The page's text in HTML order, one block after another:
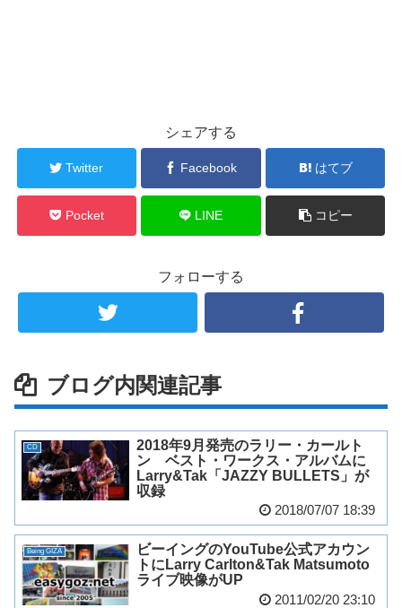
シェアする
Twitter Facebook はてブ
Pocket LINE コピー
フォローする
ブログ内関連記事
CD
2018年9月発売のラリー・カールト
ン ベスト・ワークス・アルバムに
Larry&Tak「JAZZY BULLETS」が
収録
2018/07/07 18:39
Being GIZA
ビーイングのYouTube公式アカウン
トにLarry Carlton&Tak Matsumoto
ライブ映像がUP
2011/02/20 23:10